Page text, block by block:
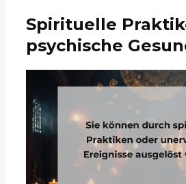
Spirituelle
psychische